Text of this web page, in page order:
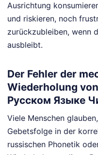
Ausrichtung
und riskieren, noch
zurückzubleiben, wenn
ausbleibt.
Der Fehler der
Wiederholung
Русском Языке
Viele Menschen
Gebetsfolge in der
russischen Phonetik